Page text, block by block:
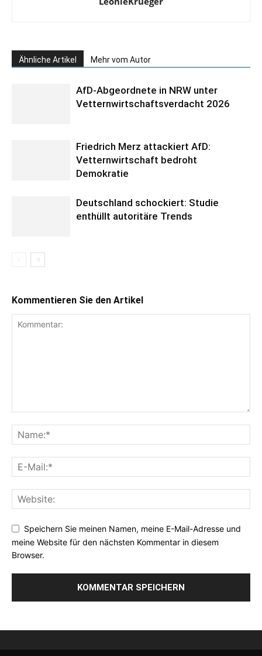
Ähnliche Artikel Mehr vom Autor
AfD-Abgeordnete in NRW unter
Vetternwirtschaftsverdacht 2026
Friedrich Merz attackiert AfD:
Vetternwirtschaft bedroht
Demokratie
Deutschland schockiert: Studie
enthüllt autoritäre Trends
Kommentieren Sie den Artikel
Speichern Sie meinen Namen, meine E-Mail-Adresse und
meine Website für den nächsten Kommentar in diesem
Browser.